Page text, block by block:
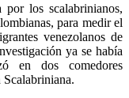
por los scalabrinianos,
para medir el
venezolanos de
ya se había
en dos comedores